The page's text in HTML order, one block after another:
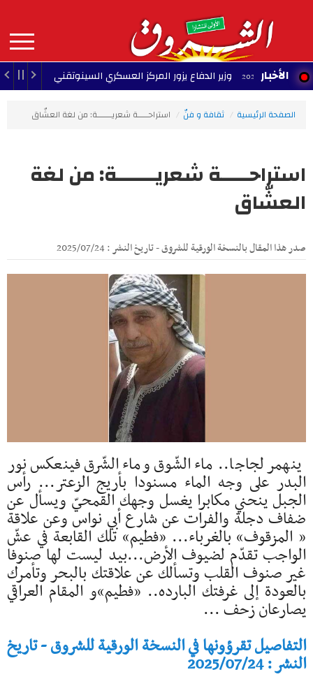
contenu
principal
MAIN
NAVIGATION الأخباروزير الدفاع يزور المركز العسكري السينوتقني 23:05 - 2026/08/07
الصفحة الرئيسية ثقافة و فنّ استراحـــــة شعريـــــــة: من لغة العشّاق
استراحـــــة شعريـــــــة: من لغة
العشّاق
صدر هذا المقال بالنسخة الورقية للشروق - تاريخ النشر : 2025/07/24
ينهمر لجاجا.. ماء الشّوق وماء الشّرق فينعكس نور
البدر على وجه الماء مسنودا بأريج الزعتر... رأس
الجبل ينحني مكابرا يغسل وجهك القمحيّ ويسأل عن
ضفاف دجلة والفرات عن شارع أبي نواس وعن علاقة
« المزقوف» بالغرباء... «فطيم» تلك القابعة في عشّ
الواجب تقدّم لضيوف الأرض...بيد ليست لها صنوفا
غير صنوف القلب وتسألك عن علاقتك بالبحر وتأمرك
بالعودة إلى غرفتك البارده.. «فطيم»و المقام العراقي
يصارعان زحف ...
التفاصيل تقرؤونها في النسخة الورقية للشروق - تاريخ
النشر : 2025/07/24